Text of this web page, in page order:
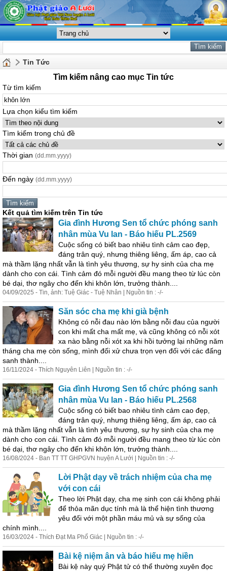
Tin Tức
Tìm kiếm nâng cao mục Tin tức
Từ tìm kiếm
Lựa chọn kiểu tìm kiếm
Tìm kiếm trong chủ đề
Thời gian (dd.mm.yyyy)
Đến ngày (dd.mm.yyyy)
Kết quả tìm kiếm trên Tin tức
Gia đình Hương Sen tổ chức phóng sanh
nhân mùa Vu lan - Báo hiếu PL.2569
Cuộc sống có biết bao nhiêu tình cảm cao đẹp,
đáng trân quý, nhưng thiêng liêng, ấm áp, cao cả
mà thầm lặng nhất vẫn là tình yêu thương, sự hy sinh của cha mẹ
dành cho con cái. Tình cảm đó mỗi người đều mang theo từ lúc còn
bé dại, thơ ngây cho đến khi khôn lớn , trưởng thành....
04/09/2025 - Tin, ảnh: Tuệ Giác - Tuệ Nhân | Nguồn tin : -/-
Săn sóc cha mẹ khi già bệnh
Không có nỗi đau nào lớn bằng nỗi đau của người
con khi mất cha mất mẹ, và cũng không có nỗi xót
xa nào bằng nỗi xót xa khi hồi tưởng lại những năm
tháng cha mẹ còn sống, mình đối xử chưa trọn vẹn đối với các đấng
sanh thành....
16/11/2024 - Thích Nguyên Liên | Nguồn tin : -/-
Gia đình Hương Sen tổ chức phóng sanh
nhân mùa Vu lan - Báo hiếu PL.2568
Cuộc sống có biết bao nhiêu tình cảm cao đẹp,
đáng trân quý, nhưng thiêng liêng, ấm áp, cao cả
mà thầm lặng nhất vẫn là tình yêu thương, sự hy sinh của cha mẹ
dành cho con cái. Tình cảm đó mỗi người đều mang theo từ lúc còn
bé dại, thơ ngây cho đến khi khôn lớn , trưởng thành....
16/08/2024 - Ban TT TT GHPGVN huyện A Lưới | Nguồn tin : -/-
Lời Phật dạy về trách nhiệm của cha mẹ
với con cái
Theo lời Phật dạy, cha mẹ sinh con cái không phải
để thỏa mãn dục tính mà là thể hiện tình thương
yêu đối với một phần máu mủ và sự sống của
chính mình....
16/03/2024 - Thích Đạt Ma Phổ Giác | Nguồn tin : -/-
Bài kệ niệm ân và báo hiếu mẹ hiền
Bài kệ này quý Phật tử có thể thường xuyên đọc